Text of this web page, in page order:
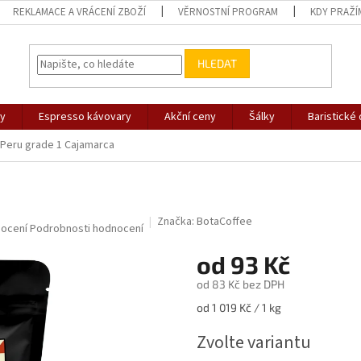
REKLAMACE A VRÁCENÍ ZBOŽÍ VĚRNOSTNÍ PROGRAM KDY
HLEDAT
Espresso kávovary Akční ceny Šálky Baristické
Peru grade 1 Cajamarca
Podrobnosti hodnocení Značka: BotaCoffee
od 93 Kč
od 83 Kč bez DPH
Měrná
od 1 019 Kč / 1 kg
Zvolte variantu